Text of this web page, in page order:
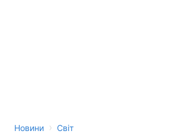
Новини › Світ